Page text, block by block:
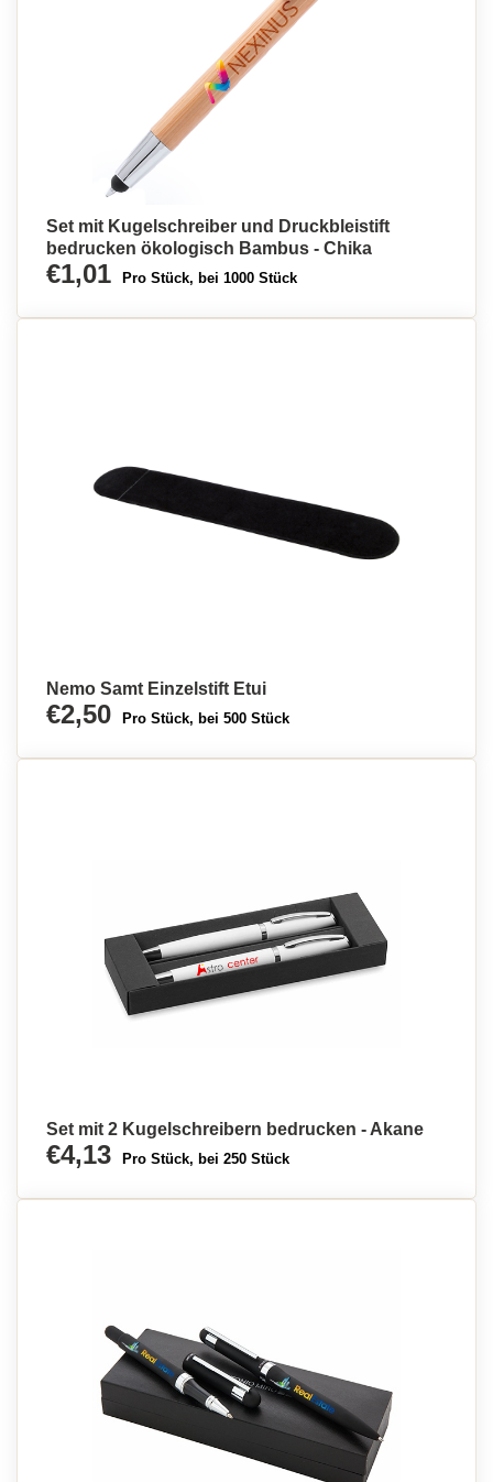
Set mit Kugelschreiber und Druckbleistift
bedrucken ökologisch Bambus - Chika
€1,01 Pro Stück, bei 1000 Stück
Nemo Samt Einzelstift Etui
€2,50 Pro Stück, bei 500 Stück
Set mit 2 Kugelschreibern bedrucken - Akane
€4,13 Pro Stück, bei 250 Stück